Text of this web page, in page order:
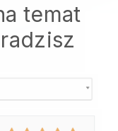
temat